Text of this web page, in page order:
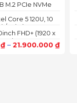
₫– 21.900.000 ₫
FHD+ (1920 x
nits
Core 5 120U, 10
/ 12 luồng
M.2 PCIe NVMe